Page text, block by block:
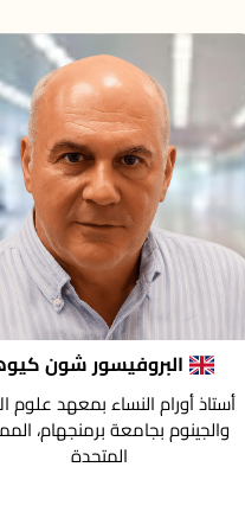
بروفيسور سيلفينا إم.
أستاذة في قسم أمراض النساء
كلية إي في إم إس، نورفولك،
الولايات المتحدة الأمريكية